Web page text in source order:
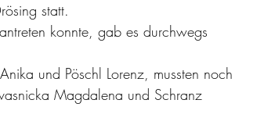
statt.
konnte, gab es durchwegs
und Pöschl Lorenz, mussten noch
Magdalena und Schranz